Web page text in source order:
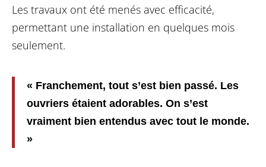
Les travaux ont été menés avec efficacité,
permettant une installation en quelques mois
seulement.
« Franchement, tout s’est bien passé. Les
ouvriers étaient adorables. On s’est
vraiment bien entendus avec tout le monde.
»